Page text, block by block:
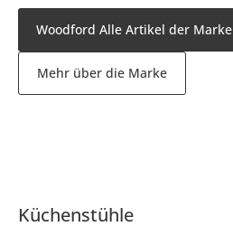
Woodford Alle Artikel der Marke
Mehr über die Marke
Küchenstühle